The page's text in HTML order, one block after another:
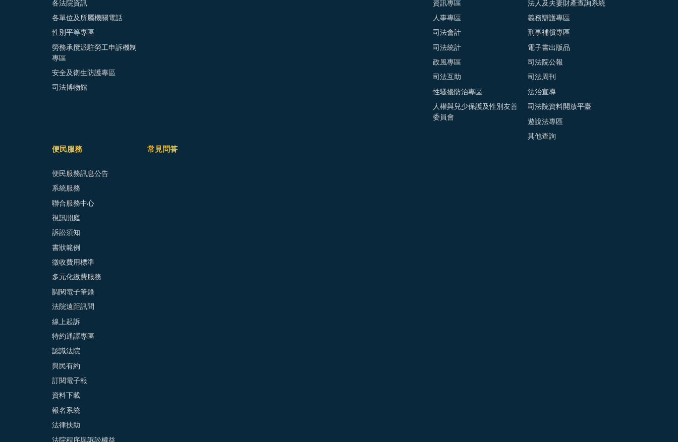
各法院資訊
各單位及所屬機關電話
性別平等專區
勞務承攬派駐勞工申訴機制
專區
安全及衛生防護專區
司法博物館
資訊專區
人事專區
司法會計
司法統計
政風專區
司法互助
性騷擾防治專區
人權與兒少保護及性別友善
委員會
法人及夫妻財產查詢系統
義務辯護專區
刑事補償專區
電子書出版品
司法院公報
司法周刊
法治宣導
司法院資料開放平臺
遊說法專區
其他查詢
便民服務
便民服務訊息公告
系統服務
聯合服務中心
視訊開庭
訴訟須知
書狀範例
徵收費用標準
多元化繳費服務
調閱電子筆錄
法院遠距訊問
線上起訴
特約通譯專區
認識法院
與民有約
訂閱電子報
資料下載
報名系統
法律扶助
法院程序與訴訟權益
常見問答